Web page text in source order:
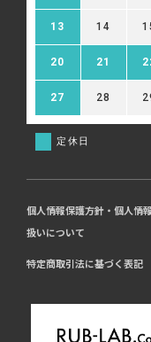
13 14
20 21
27 28
定休日
個人情報保護方針・個人情
扱いについて
特定商取引法に基づく表記